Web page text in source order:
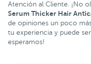
Atención al Cliente. ¡No
Serum Thicker Hair
de opiniones un poco
tu experiencia y puede
esperamos!